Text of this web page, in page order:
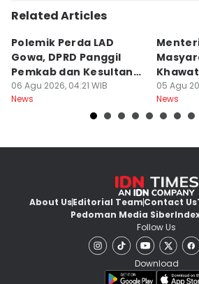
Related Articles
Polemik Perda LAD
Gowa, DPRD Panggil
Pemkab dan Kesultanan
Gowa
06 Agu 2026, 04:21 WIB
News
Modern
05 Agu
News
About UsEditorial TeamContact Us
Pedoman Media Siber
Follow Us
Download